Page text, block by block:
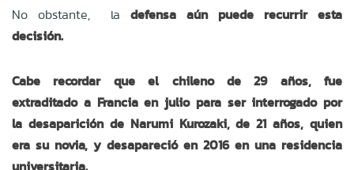
No obstante, la defensa aún puede recurrir esta
decisión.
Cabe recordar que el chileno de 29 años, fue
extraditado a Francia en julio para ser interrogado por
la desaparición de Narumi Kurozaki, de 21 años, quien
era su novia, y desapareció en 2016 en una residencia